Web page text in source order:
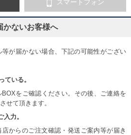
スマートフォン
ないお客様へ
が届かない場合、下記の可能性がござい
ている。
をご確認ください。その後、ご連絡を
せて頂きます。
力。
からのご注文確認・発送ご案内等が届き